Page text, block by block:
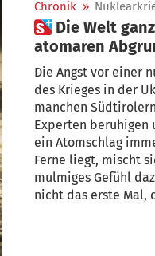
Chronik »
 Die Welt ganz nahe am
atomaren
Die Angst vor einer
des Krieges in der
manchen
Experten beruhigen
ein Atomschlag
Ferne liegt, mischt
mulmiges Gefühl
nicht das erste Mal,